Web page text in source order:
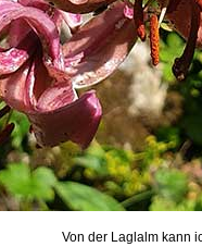
Von der Laglalm kann